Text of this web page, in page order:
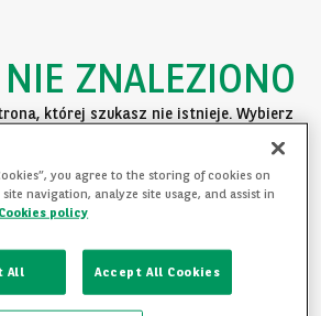
ZNALEZIONO
której szukasz nie istnieje. Wybierz
DO STRONY GŁÓWNEJ
SIĘ Z OFERTĄ
you agree to the storing of cookies on
navigation, analyze site usage, and assist in
Cookies policy
All Accept All Cookies